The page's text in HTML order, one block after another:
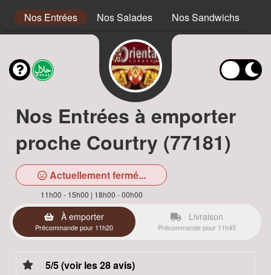
Nos Entrées Nos Salades Nos Sandwichs
Nos Entrées à emporter
proche Courtry (77181)
Actuellement fermé...
11h00 - 15h00 | 18h00 - 00h00
À emporter
Précommande pour 11h20
Livraison
Précommande pour 11h45
5/5 (voir les 28 avis)